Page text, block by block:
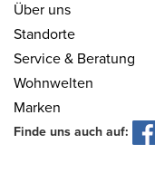
Über uns
Standorte
Service & Beratung
Wohnwelten
Marken
Finde uns auch auf: